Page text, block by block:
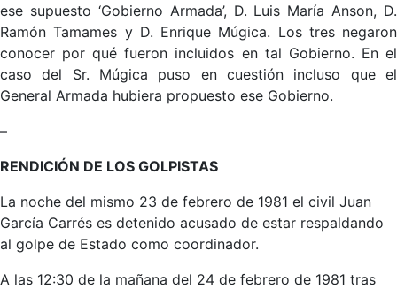
ese supuesto ‘Gobierno Armada’, D. Luis María Anson, D.
Ramón Tamames y D. Enrique Múgica. Los tres negaron
conocer por qué fueron incluidos en tal Gobierno. En el
caso del Sr. Múgica puso en cuestión incluso que el
General Armada hubiera propuesto ese Gobierno.
–
RENDICIÓN DE LOS GOLPISTAS
La noche del mismo 23 de febrero de 1981 el civil Juan
García Carrés es detenido acusado de estar respaldando
al golpe de Estado como coordinador.
A las 12:30 de la mañana del 24 de febrero de 1981 tras